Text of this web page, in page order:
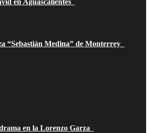
“Sebastián Medina” de Monterrey
en la Lorenzo Garza